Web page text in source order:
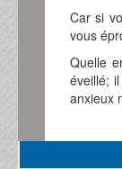
Car si
vous
Quelle
éveillé;
anxieux